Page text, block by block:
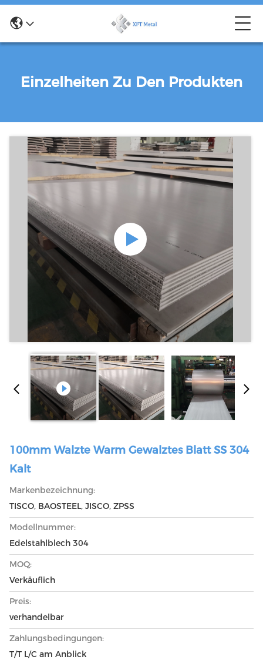
Einzelheiten Zu Den Produkten
100mm Walzte Warm Gewalztes Blatt SS 304
Kalt
Markenbezeichnung:
TISCO, BAOSTEEL, JISCO, ZPSS
Modellnummer:
Edelstahlblech 304
MOQ:
Verkäuflich
Preis:
verhandelbar
Zahlungsbedingungen:
T/T L/C am Anblick